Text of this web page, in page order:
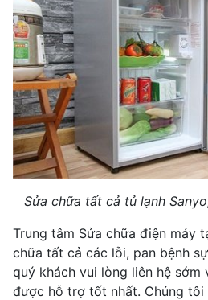
Sửa chữa tất cả tủ lạnh
Trung tâm Sửa chữa điện máy
chữa tất cả các lỗi, pan bệnh
quý khách vui lòng liên hệ sớm
được hỗ trợ tốt nhất. Chúng tôi